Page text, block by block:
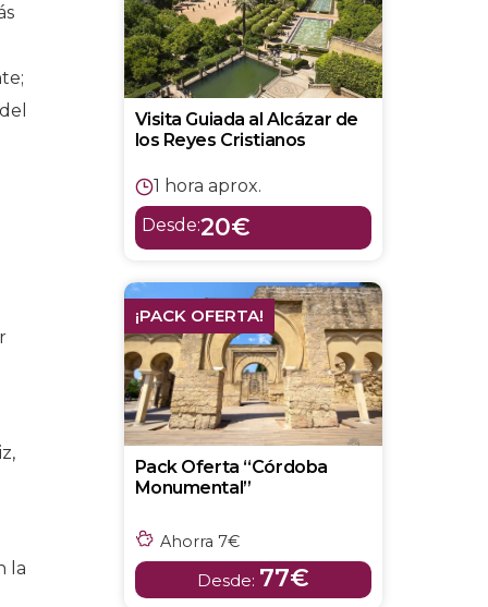
la
Visita Guiada al Alcázar de
los Reyes Cristianos
1 hora aprox.
Desde:20€
¡PACK OFERTA!
Pack Oferta “Córdoba
Monumental”
Ahorra 7€
Desde: 77€